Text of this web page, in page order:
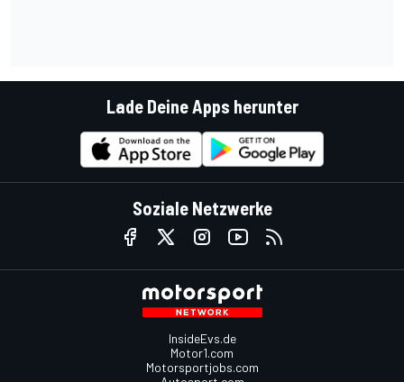
Lade Deine Apps herunter
Soziale Netzwerke
InsideEvs.de
Motor1.com
Motorsportjobs.com